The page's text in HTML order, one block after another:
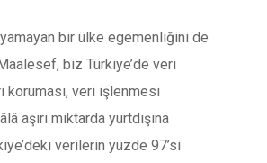
bir ülke egemenliğini de
biz Türkiye’de veri
koruması, veri işlenmesi
aşırı miktarda yurtdışına
verilerin yüzde 97’si